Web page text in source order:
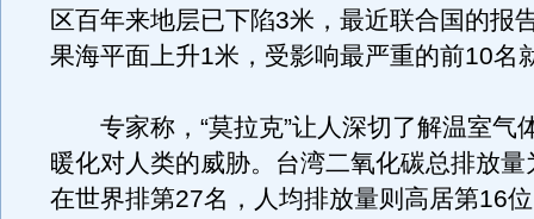
区百年来地层已下陷3米，最近联合国的报
果海平面上升1米，受影响最严重的前10名
专家称，“莫拉克”让人深切了解温室气
暖化对人类的威胁。台湾二氧化碳总排放
在世界排第27名，人均排放量则高居第16